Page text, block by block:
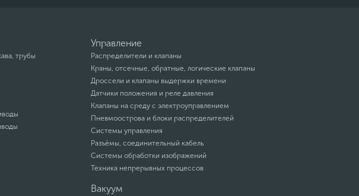
трубы
Управление
Распределители и клапаны
Краны, отсечные, обратные, логические клапаны
Дроссели и клапаны выдержки времени
Датчики положения и реле давления
Клапаны на среду с электроуправлением
Пневмоострова и блоки распределителей
Системы управления
Разъёмы, соединительный кабель
Системы обработки изображений
Техника непрерывных процессов
Вакуум